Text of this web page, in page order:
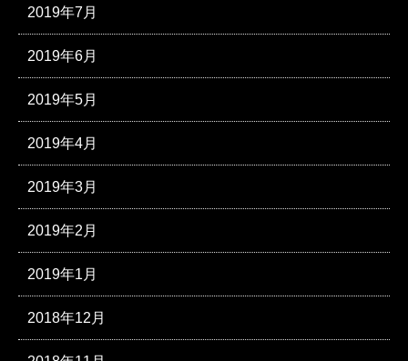
2019年7月
2019年6月
2019年5月
2019年4月
2019年3月
2019年2月
2019年1月
2018年12月